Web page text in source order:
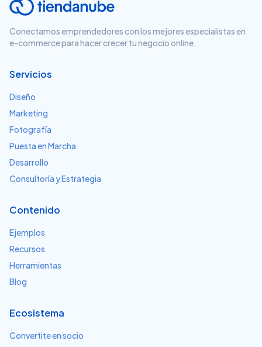
Conectamos emprendedores con los mejores especialistas en
e-commerce para hacer crecer tu negocio online.
Servicios
Diseño
Marketing
Fotografía
Puesta en Marcha
Desarrollo
Consultoría y Estrategia
Contenido
Ejemplos
Recursos
Herramientas
Blog
Ecosistema
Convertite en socio